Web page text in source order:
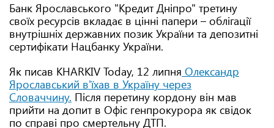
Банк Ярославського "Кредит Дніпро" третину
своїх ресурсів вкладає в цінні папери – облігації
внутрішніх державних позик України та депозитні
сертифікати Нацбанку України.
Як писав KHARKIV Today, 12 липня Олександр
Ярославський в'їхав в Україну через
Словаччину. Після перетину кордону він мав
прийти на допит в Офіс генпрокурора як свідок
по справі про смертельну ДТП.